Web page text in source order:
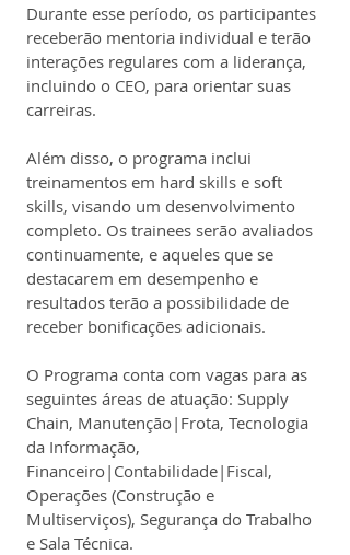
Durante esse período, os participantes
receberão mentoria individual e terão
interações regulares com a liderança,
incluindo o CEO, para orientar suas
carreiras.
Além disso, o programa inclui
treinamentos em hard skills e soft
skills, visando um desenvolvimento
completo. Os trainees serão avaliados
continuamente, e aqueles que se
destacarem em desempenho e
resultados terão a possibilidade de
receber bonificações adicionais.
O Programa conta com vagas para as
seguintes áreas de atuação: Supply
Chain, Manutenção|Frota, Tecnologia
da Informação,
Financeiro|Contabilidade|Fiscal,
Operações (Construção e
Multiserviços), Segurança do Trabalho
e Sala Técnica.